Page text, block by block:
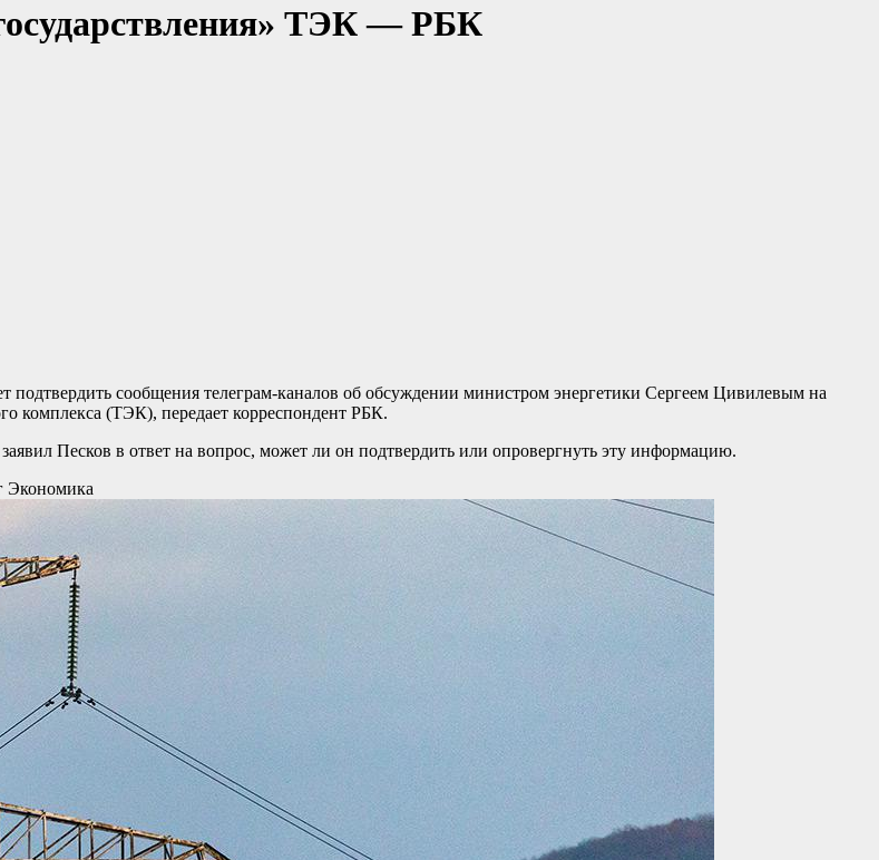
ТЭК — РБК
подтвердить сообщения телеграм-каналов об обсуждении министром энергетики Сергеем Цивилевым на
комплекса (ТЭК), передает корреспондент РБК.
Песков в ответ на вопрос, может ли он подтвердить или опровергнуть эту информацию.
Экономика